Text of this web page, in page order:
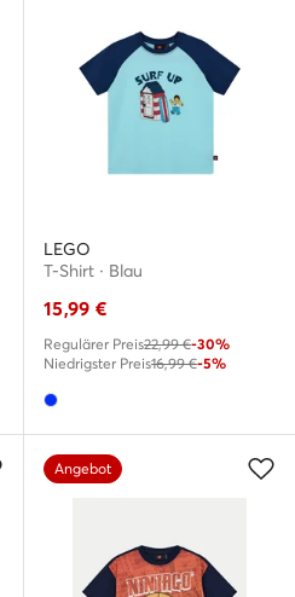
LEGO
T-Shirt · Blau
15,99 €
Regulärer Preis22,99 €-30%
Niedrigster Preis16,99 €-5%
Angebot